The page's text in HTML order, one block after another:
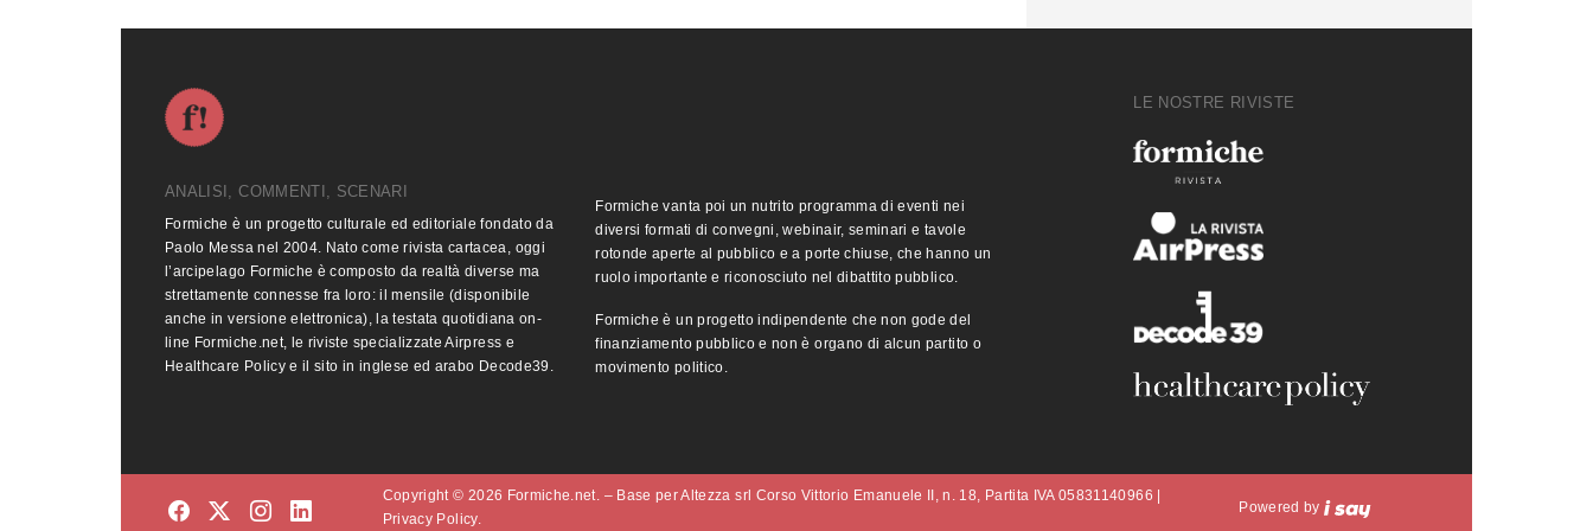
ANALISI, COMMENTI, SCENARI
Formiche è un progetto culturale ed editoriale fondato da
Paolo Messa nel 2004. Nato come rivista cartacea, oggi
l’arcipelago Formiche è composto da realtà diverse ma
strettamente connesse fra loro: il mensile (disponibile
anche in versione elettronica), la testata quotidiana on-
line Formiche.net, le riviste specializzate Airpress e
Healthcare Policy e il sito in inglese ed arabo Decode39.
Formiche vanta poi un nutrito programma di eventi nei
diversi formati di convegni, webinair, seminari e tavole
rotonde aperte al pubblico e a porte chiuse, che hanno un
ruolo importante e riconosciuto nel dibattito pubblico.
Formiche è un progetto indipendente che non gode del
finanziamento pubblico e non è organo di alcun partito o
movimento politico.
LE NOSTRE RIVISTE
Copyright © 2026 Formiche.net. – Base per Altezza srl Corso Vittorio Emanuele II, n. 18, Partita IVA 05831140966 |
Privacy Policy.
Powered by